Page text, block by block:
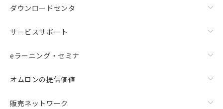
ダウンロードセンタ
サービスサポート
eラーニング・セミナ
オムロンの提供価値
販売ネットワーク